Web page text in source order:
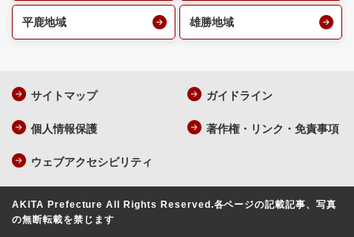
平鹿地域 雄勝地域
サイトマップ ガイドライン
個人情報保護 著作権・リンク・免責事項
ウェブアクセシビリティ
AKITA Prefecture All Rights Reserved.各ページの記載記事、写真
の無断転載を禁じます